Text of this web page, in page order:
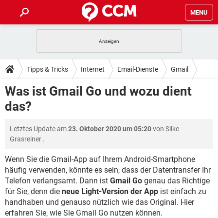
MENU
ANDROID IOS
WINDOWS 10 INSTAGRAM
WHATSAPP
TIPPS & TRICKS
SPIELE
ANDROID IOS
WHATSAPP TIKTOK
DOWNLOADS
SPIELE
WINDOWS 10
WHATSAPP TIKTOK
FACEBOOK HARDWARE
FORUM
SPIELE STREAMING
WINDOWS 10 INSTAGRAM
WHATSAPP TIKTOK
FACEBOOK
LEXIKON
SPIELE STREAMING
ANDROID IOS
WINDOWS 10 INSTAGRAM
WHATSAPP TIKTOK
Tipps & Tricks Internet Email-Dienste Gmail
Was ist Gmail Go und wozu dient
das?
Letztes Update am23. Oktober 2020 um 05:20von Silke
Grasreiner .
Wenn Sie die Gmail-App auf Ihrem Android-Smartphone
häufig verwenden, könnte es sein, dass der Datentransfer Ihr
Telefon verlangsamt. Dann ist Gmail Go genau das Richtige
für Sie, denn die neue Light-Version der App ist einfach zu
handhaben und genauso nützlich wie das Original. Hier
erfahren Sie, wie Sie Gmail Go nutzen können.